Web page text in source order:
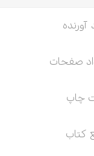
آورنده
صفحات
چاپ
کتاب